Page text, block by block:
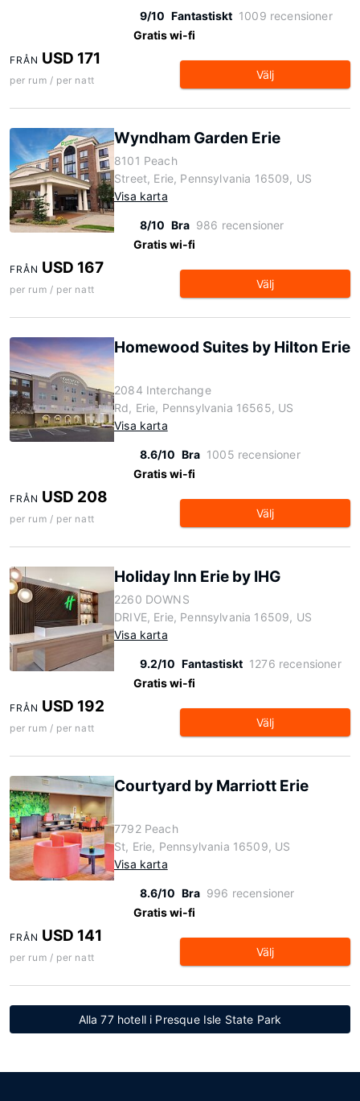
9/10 Fantastiskt 1009 recensioner
Gratis wi-fi
FRÅN USD 171
per rum / per natt Välj
Wyndham Garden Erie
8101 Peach
Street, Erie, Pennsylvania 16509, US
Visa karta
8/10 Bra 986 recensioner
Gratis wi-fi
FRÅN USD 167
per rum / per natt Välj
Homewood Suites by Hilton Erie
2084 Interchange
Rd, Erie, Pennsylvania 16565, US
Visa karta
8.6/10 Bra 1005 recensioner
Gratis wi-fi
FRÅN USD 208
per rum / per natt Välj
Holiday Inn Erie by IHG
2260 DOWNS
DRIVE, Erie, Pennsylvania 16509, US
Visa karta
9.2/10 Fantastiskt 1276 recensioner
Gratis wi-fi
FRÅN USD 192
per rum / per natt Välj
Courtyard by Marriott Erie
7792 Peach
St, Erie, Pennsylvania 16509, US
Visa karta
8.6/10 Bra 996 recensioner
Gratis wi-fi
FRÅN USD 141
per rum / per natt Välj
Alla 77 hotell i Presque Isle State Park